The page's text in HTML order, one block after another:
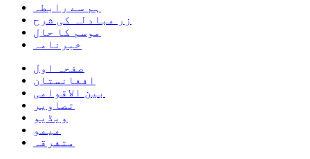
ہم سے رابطہ
زر مبادلہ کی شرح
موسم کا حال
خبرنامہ
صفحہ اول
افغانستان
بین الاقوامی
تصاویر
ویڈیو
میمو
متفرقہ